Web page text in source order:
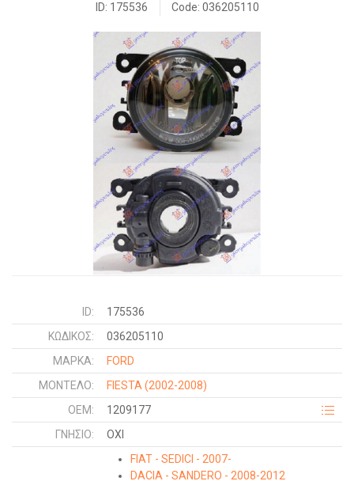
ID: 175536 Code: 036205110
ID:
175536
ΚΩΔΙΚΌΣ:
036205110
ΜΑΡΚΑ:
FORD
ΜΟΝΤΕΛΟ:
FIESTA (2002-2008)
OEM:
1209177
ΓΝΉΣΙΟ:
ΟΧΙ
FIAT - SEDICI - 2007-
DACIA - SANDERO - 2008-2012